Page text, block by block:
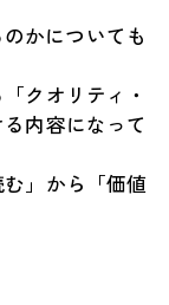
かについても
クオリティ・
内容になって
」から「価値